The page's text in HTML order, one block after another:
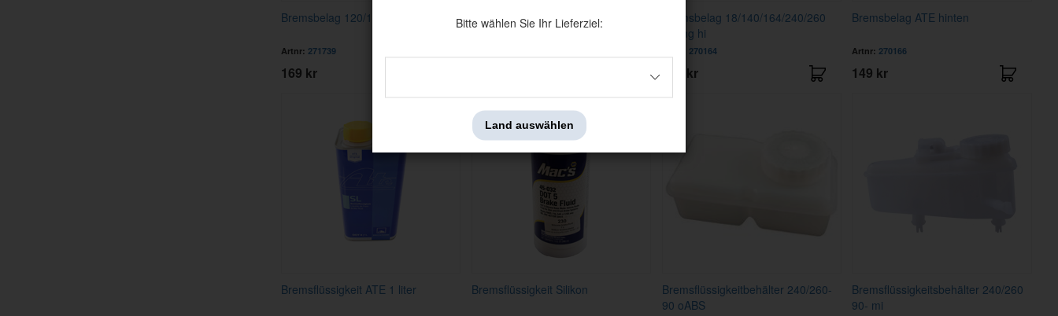
Bremsbelag 120/1800/140/240 vo
Artnr: 271739
169 kr
Bremsbelag 18/140/164/200 Girl.hi
Bremsbelag 18/140/164/240/260
Girling hi
270164
165 kr
Bremsbelag ATE hinten
Artnr: 270166
149 kr
Bremsflüssigkeit ATE 1 liter Bremsflüssigkeit Silikon
Bremsflüssigkeitbehälter 240/260-
90 oABS
Bremsflüssigkeitsbehälter 240/260
90- mi
Bitte wählen Sie Ihr Lieferziel:
Land auswählen